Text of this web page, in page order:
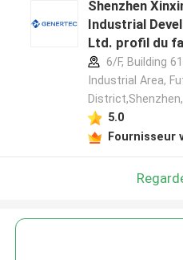
Shenzhen
Industrial
Ltd. profil du
6/F, Building
Industrial Area,
5.0
Fournisseur